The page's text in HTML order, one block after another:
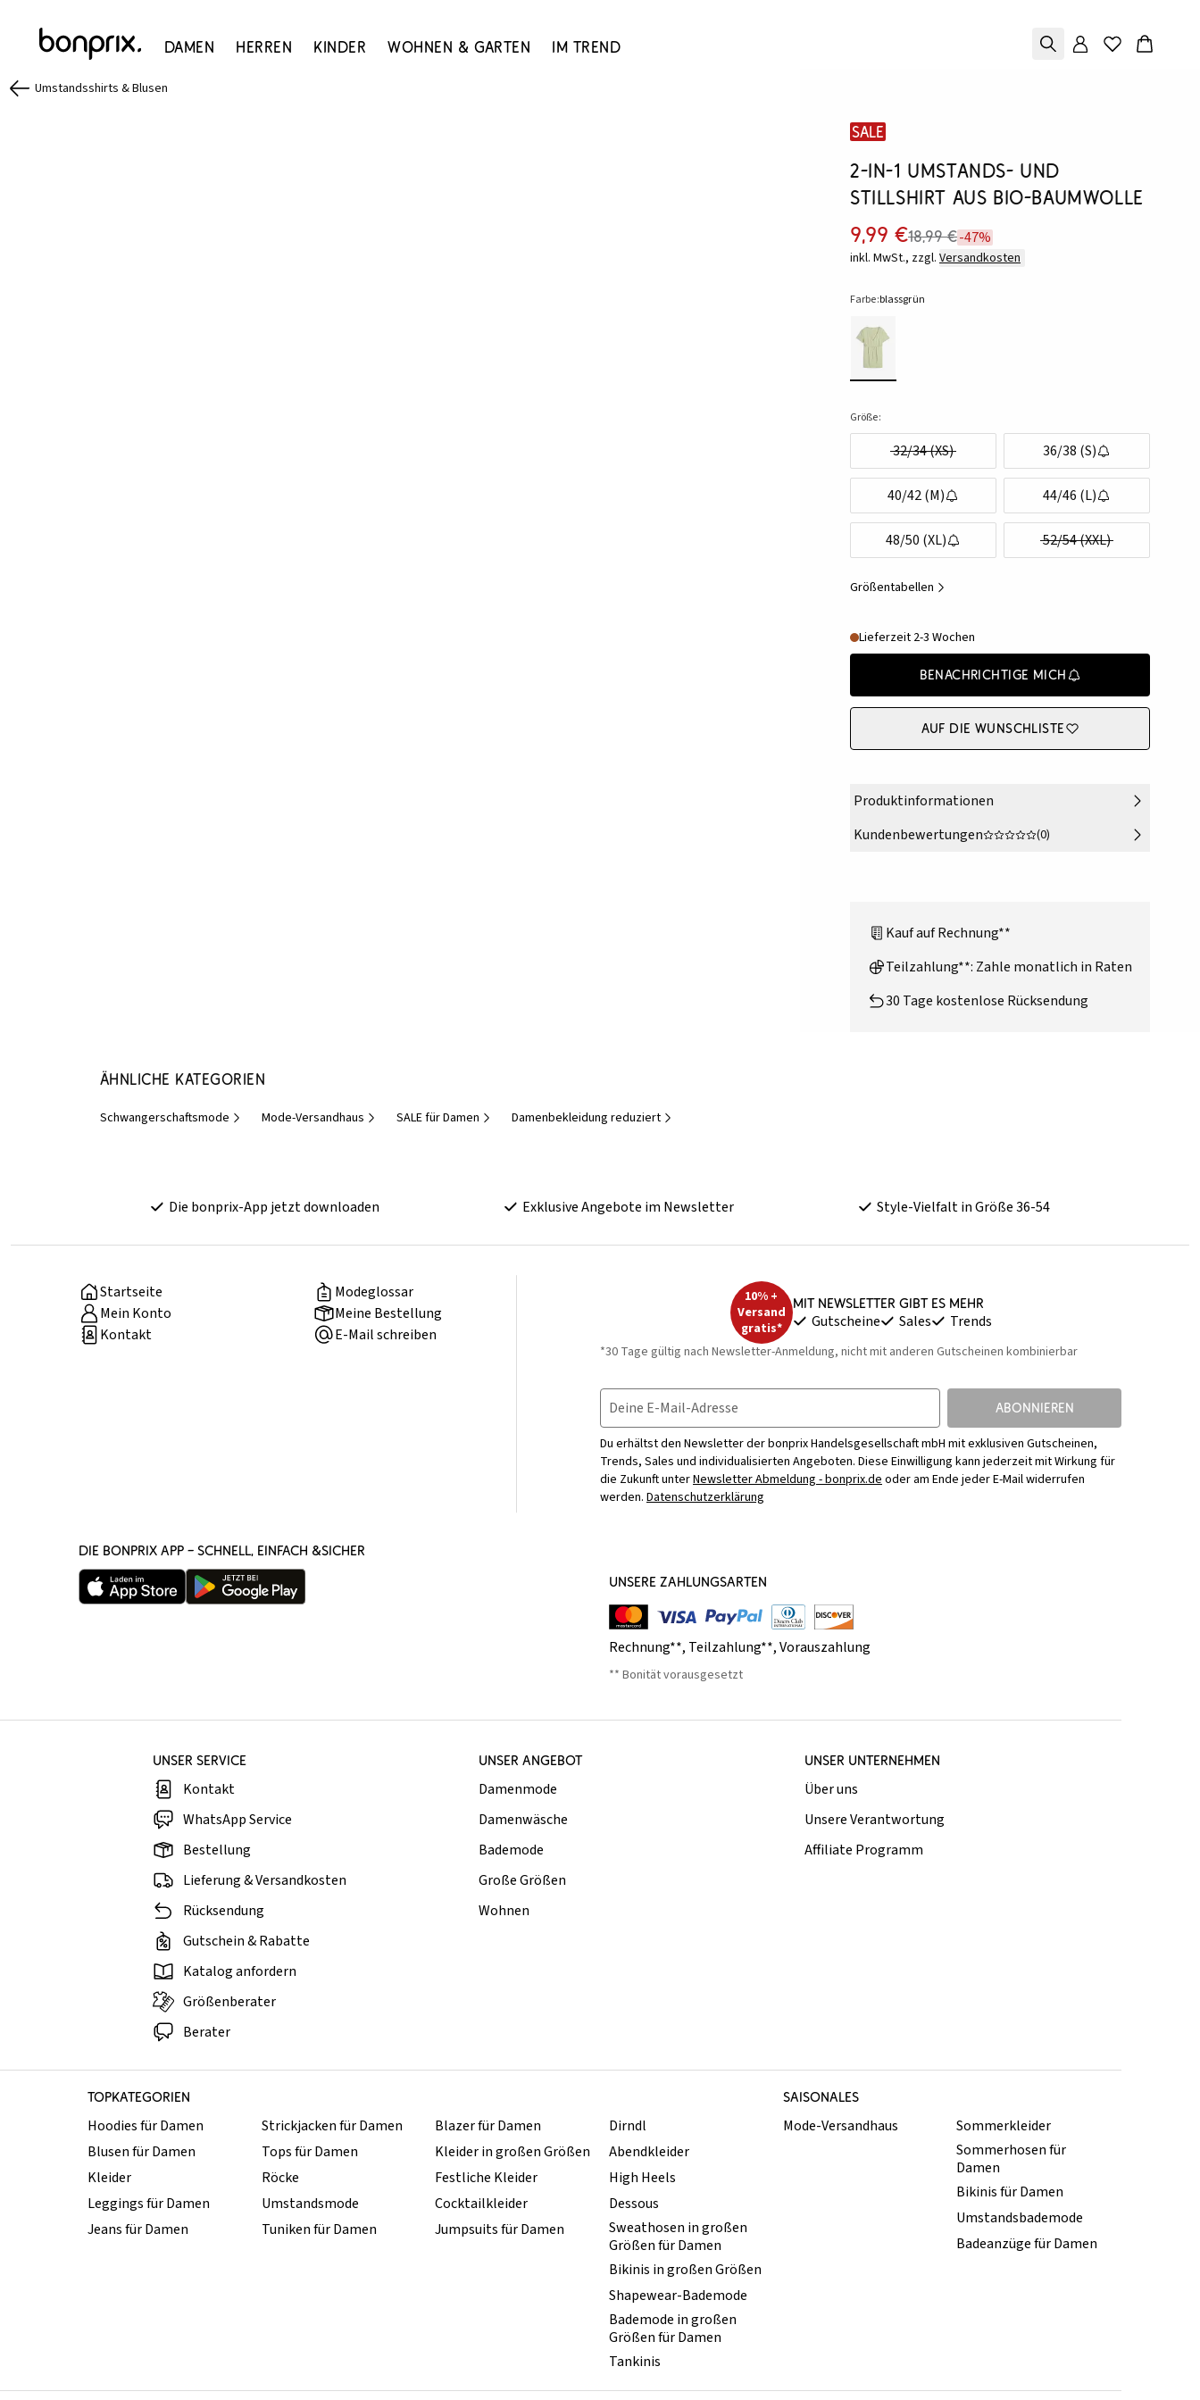
Damen Herren Kinder Wohnen & Garten Im Trend
Umstandsshirts & Blusen
SALE
2-in-1 Umstands- und
Stillshirt aus Bio-Baumwolle
9,99 €18,99 €-47%
inkl. MwSt., zzgl. Versandkosten
Farbe:blassgrün
Größe:
32/34 (XS) 36/38 (S)
40/42 (M) 44/46 (L)
48/50 (XL) 52/54 (XXL)
Größentabellen
Lieferzeit 2-3 Wochen
Benachrichtige mich
Auf die Wunschliste
Produktinformationen
Kundenbewertungen
(0)
Kauf auf Rechnung**
Teilzahlung**: Zahle monatlich in Raten
30 Tage kostenlose Rücksendung
Ähnliche Kategorien
Schwangerschaftsmode Mode-Versandhaus SALE für Damen Damenbekleidung reduziert
Die bonprix-App jetzt downloaden Exklusive Angebote im Newsletter Style-Vielfalt in Größe 36-54
Startseite
Modeglossar
Mein Konto
Meine Bestellung
Kontakt
E-Mail schreiben
10% +
Versand
gratis*
Mit Newsletter gibt es mehr
Gutscheine Sales Trends
*30 Tage gültig nach Newsletter-Anmeldung, nicht mit anderen Gutscheinen kombinierbar
Deine E-Mail-Adresse ABONNIEREN
Du erhältst den Newsletter der bonprix Handelsgesellschaft mbH mit exklusiven Gutscheinen,
Trends, Sales und individualisierten Angeboten. Diese Einwilligung kann jederzeit mit Wirkung für
die Zukunft unterNewsletter Abmeldung - bonprix.deoder am Ende jeder E-Mail widerrufen
werden. Datenschutzerklärung
DIE BONPRIX APP – SCHNELL, EINFACH &SICHER
UNSERE ZAHLUNGSARTEN
Rechnung**, Teilzahlung**,Vorauszahlung
** Bonität vorausgesetzt
UNSER SERVICE
Kontakt
WhatsApp Service
Bestellung
Lieferung & Versandkosten
Rücksendung
Gutschein & Rabatte
Katalog anfordern
Größenberater
Berater
UNSER ANGEBOT
Damenmode
Damenwäsche
Bademode
Große Größen
Wohnen
UNSER UNTERNEHMEN
Über uns
Unsere Verantwortung
Affiliate Programm
TOPKATEGORIEN SAISONALES
Hoodies für Damen
Blusen für Damen
Kleider
Leggings für Damen
Jeans für Damen
Strickjacken für Damen
Tops für Damen
Röcke
Umstandsmode
Tuniken für Damen
Blazer für Damen
Kleider in großen Größen
Festliche Kleider
Cocktailkleider
Jumpsuits für Damen
Dirndl
Abendkleider
High Heels
Dessous
Sweathosen in großen
Größen für Damen
Mode-Versandhaus
Sommerkleider
Sommerhosen für
Damen
Bikinis für Damen
Umstandsbademode
Badeanzüge für Damen
Bikinis in großen Größen
Shapewear-Bademode
Bademode in großen
Größen für Damen
Tankinis